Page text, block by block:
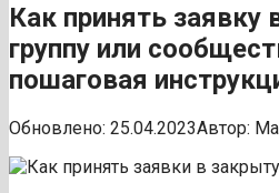
Как принять заявку
группу или
пошаговая
Обновлено: 25.04.2023Автор: